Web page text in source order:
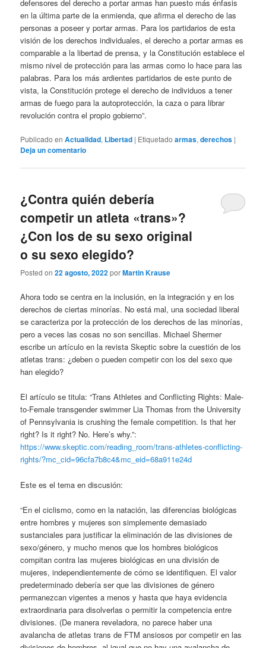
defensores del derecho a portar armas han puesto más énfasis
en la última parte de la enmienda, que afirma el derecho de las
personas a poseer y portar armas. Para los partidarios de esta
visión de los derechos individuales, el derecho a portar armas es
comparable a la libertad de prensa, y la Constitución establece el
mismo nivel de protección para las armas como lo hace para las
palabras. Para los más ardientes partidarios de este punto de
vista, la Constitución protege el derecho de individuos a tener
armas de fuego para la autoprotección, la caza o para librar
revolución contra el propio gobierno”.
Publicado en Actualidad, Libertad | Etiquetado armas,derechos |
Deja un comentario
¿Contra quién debería
competir un atleta «trans»?
¿Con los de su sexo original
o su sexo elegido?
Posted on22 agosto, 2022porMartin Krause
Ahora todo se centra en la inclusión, en la integración y en los
derechos de ciertas minorías. No está mal, una sociedad liberal
se caracteriza por la protección de los derechos de las minorías,
pero a veces las cosas no son sencillas. Michael Shermer
escribe un artículo en la revista Skeptic sobre la cuestión de los
atletas trans: ¿deben o pueden competir con los del sexo que
han elegido?
El artículo se titula: “Trans Athletes and Conflicting Rights: Male-
to-Female transgender swimmer Lia Thomas from the University
of Pennsylvania is crushing the female competition. Is that her
right? Is it right? No. Here’s why.”:
https://www.skeptic.com/reading_room/trans-athletes-conflicting-
rights/?mc_cid=96cfa7b8c4&mc_eid=68a911e24d
Este es el tema en discusión:
“En el ciclismo, como en la natación, las diferencias biológicas
entre hombres y mujeres son simplemente demasiado
sustanciales para justificar la eliminación de las divisiones de
sexo/género, y mucho menos que los hombres biológicos
compitan contra las mujeres biológicas en una división de
mujeres, independientemente de cómo se identifiquen. El valor
predeterminado debería ser que las divisiones de género
permanezcan vigentes a menos y hasta que haya evidencia
extraordinaria para disolverlas o permitir la competencia entre
divisiones. (De manera reveladora, no parece haber una
avalancha de atletas trans de FTM ansiosos por competir en las